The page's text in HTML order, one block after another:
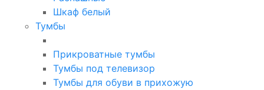
Шкаф белый
Тумбы
Прикроватные тумбы
Тумбы под телевизор
Тумбы для обуви в прихожую